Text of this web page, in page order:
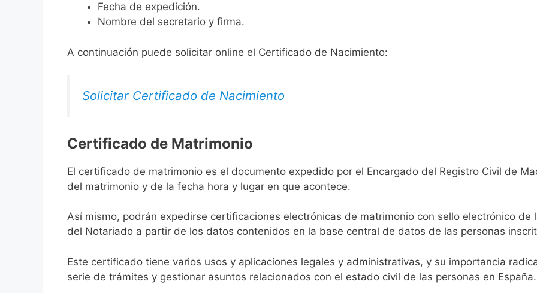
Fecha de expedición.
Nombre del secretario y firma.
A continuación puede solicitar online el Certificado de Nacimiento:
Solicitar Certificado de Nacimiento
Certificado de Matrimonio
El certificado de matrimonio es el documento expedido por el Encargado del Registro Civil de
del matrimonio y de la fecha hora y lugar en que acontece.
Así mismo, podrán expedirse certificaciones electrónicas de matrimonio con sello electrónico
del Notariado a partir de los datos contenidos en la base central de datos de las personas
Este certificado tiene varios usos y aplicaciones legales y administrativas, y su importancia
serie de trámites y gestionar asuntos relacionados con el estado civil de las personas en España.